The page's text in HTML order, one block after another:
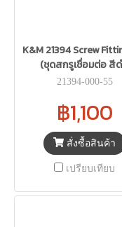
K&M 21394 Screw
(ชุดสกรูเชื่อมต่อ สี
21394-000-55
฿1,100
สั่งซื้อสินค้า
เปรียบเทียบ